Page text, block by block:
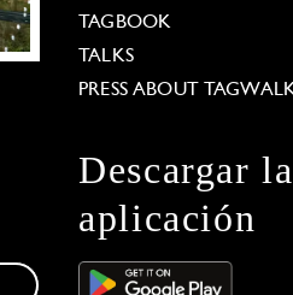
TAGBOOK
TALKS
PRESS ABOUT
Descargar la
aplicación